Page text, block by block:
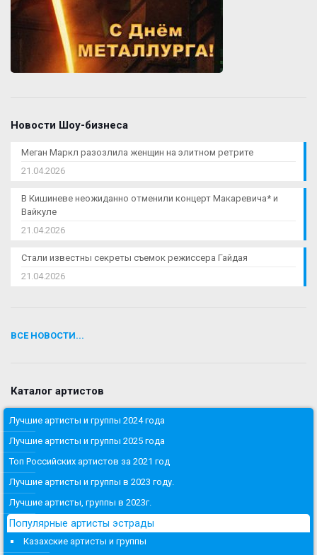
Новости Шоу-бизнеса
Меган Маркл разозлила женщин на элитном ретрите
21.04.2026
В Кишиневе неожиданно отменили концерт Макаревича* и
Вайкуле
21.04.2026
Стали известны секреты съемок режиссера Гайдая
21.04.2026
ВСЕ НОВОСТИ...
Каталог артистов
Лучшие артисты и группы 2024 года
Лучшие артисты и группы 2025 года
Топ Российских артистов за 2021 год
Лучшие артисты и группы в 2023 году.
Лучшие артисты, группы в 2023г.
Популярные артисты эстрады
Казахские артисты и группы